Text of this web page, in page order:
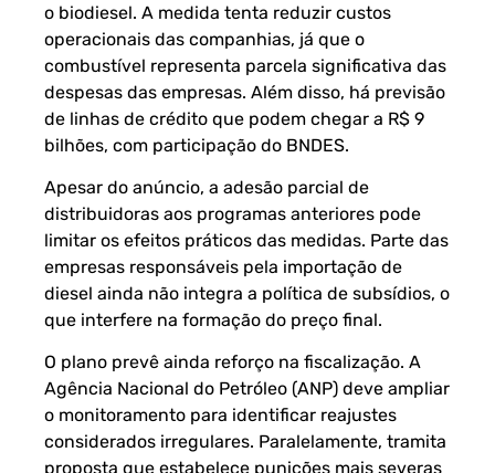
o biodiesel. A medida tenta reduzir custos
operacionais das companhias, já que o
combustível representa parcela significativa das
despesas das empresas. Além disso, há previsão
de linhas de crédito que podem chegar a R$ 9
bilhões, com participação do BNDES.
Apesar do anúncio, a adesão parcial de
distribuidoras aos programas anteriores pode
limitar os efeitos práticos das medidas. Parte das
empresas responsáveis pela importação de
diesel ainda não integra a política de subsídios, o
que interfere na formação do preço final.
O plano prevê ainda reforço na fiscalização. A
Agência Nacional do Petróleo (ANP) deve ampliar
o monitoramento para identificar reajustes
considerados irregulares. Paralelamente, tramita
proposta que estabelece punições mais severas